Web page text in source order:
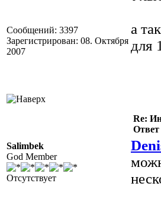
Сообщений: 3397
Зарегистрирован: 08. Октября
2007
а
для
Salimbek
God Member
Отсутствует
Re:
Ответ